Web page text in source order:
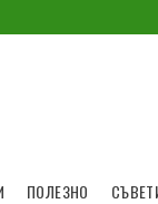
ПОЛЕЗНО